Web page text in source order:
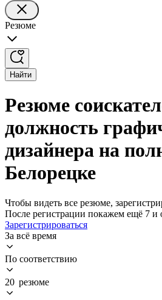
Резюме
Найти
Резюме
должность
дизайнера на
Белорецке
Чтобы видеть все резюме,
После регистрации покажем ещё 7 и
Зарегистрироваться
За всё время
По соответствию
20 резюме